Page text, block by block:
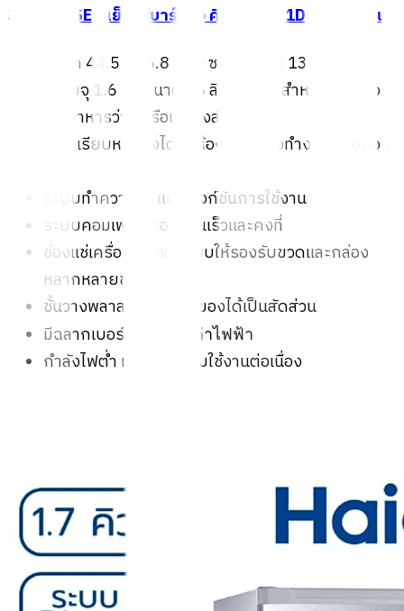
3.
HISENSE ตู้เย็นมินิบาร์ 1.6 คิว รุ่น RR61D4TGN สีเงิน
ขนาด 44.5 x 46.8 x 50 ซม. น้ำหนัก 13 กก.
ความจุ 1.6 คิว ขนาด 45 ลิตร เหมาะสำหรับแช่เครื่อง
ดื่ม อาหารว่าง หรือเครื่องสำอาง
สีเงินเรียบหรู วางได้ทั้งห้องนอน ห้องทำงาน หรือคอน
ระบบทำความเย็นและฟังก์ชันการใช้งาน
ระบบคอมเพรสเซอร์ เย็นเร็วและคงที่
ช่องแช่เครื่องดื่ม ออกแบบให้รองรับขวดและกล่อง
หลากหลายขนาด
ชั้นวางพลาสติก จัดเก็บของได้เป็นสัดส่วน
มีฉลากเบอร์ 5
ช่วยลดค่าไฟฟ้า
กำลังไฟต่ำ เหมาะสำหรับใช้งานต่อเนื่อง